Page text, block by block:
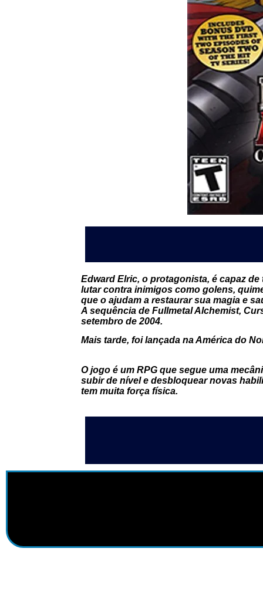
Edward Elric, o protagonista, é capaz
lutar contra inimigos como golens,
que o ajudam a restaurar sua magia e
A sequência de Fullmetal Alchemist,
setembro de 2004.
Mais tarde, foi lançada na América do
O jogo é um RPG que segue uma
subir de nível e desbloquear novas
tem muita força física.